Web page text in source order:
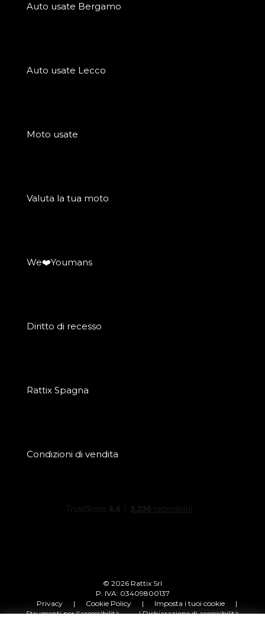
Auto usate Bergamo
Auto usate Lecco
Moto usate
Valuta la tua moto
We❤️Youmans
Diritto di recesso
Rattix Spagna
Condizioni di vendita
© 2026 Rattix Srl
P. IVA: 03409800137
Privacy
| Cookie Policy | Imposta i tuoi cookie
|
Strumenti per l'accessibilità
| Dichiarazione di accessibilità